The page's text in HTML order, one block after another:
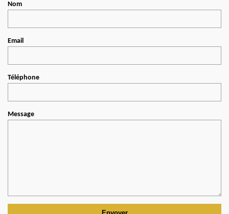
Nom
Email
Téléphone
Message